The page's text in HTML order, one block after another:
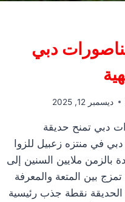
دبي
ديسمبر 12, 2025
دبي تمنح حديقة
في منتزه زعبيل للزوا
بالزمن ملايين السنين إلى
تمزج بين المتعة والمعرفة
نقطة جذب رئيسية